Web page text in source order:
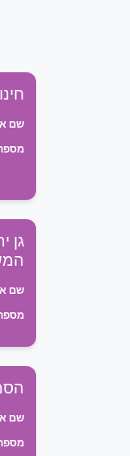
שם
גן
שם
שם